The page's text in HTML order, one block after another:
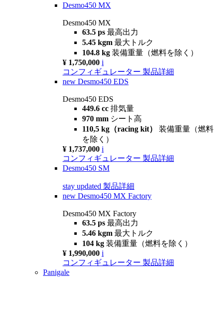
Desmo450 MX
Desmo450 MX
63.5 ps 最高出力
5.45 kgm 最大トルク
104.8 kg 装備重量（燃料を除く）
¥ 1,750,000 i
コンフィギュレーター 製品詳細
new Desmo450 EDS
Desmo450 EDS
449.6 cc 排気量
970 mm シート高
110,5 kg（racing kit） 装備重量（燃料
を除く）
¥ 1,737,000 i
コンフィギュレーター 製品詳細
Desmo450 SM
stay updated 製品詳細
new Desmo450 MX Factory
Desmo450 MX Factory
63.5 ps 最高出力
5.46 kgm 最大トルク
104 kg 装備重量（燃料を除く）
¥ 1,990,000 i
コンフィギュレーター 製品詳細
Panigale